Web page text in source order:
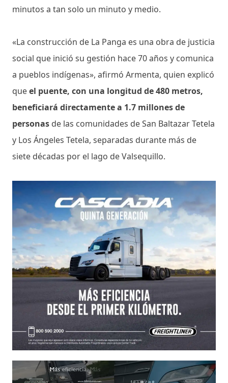
minutos a tan solo un minuto y medio.
«La construcción de La Panga es una obra de justicia
social que inició su gestión hace 70 años y comunica
a pueblos indígenas», afirmó Armenta, quien explicó
queel puente, con una longitud de 480 metros,
beneficiará directamente a 1.7 millones de
personas de las comunidades de San Baltazar Tetela
y Los Ángeles Tetela, separadas durante más de
siete décadas por el lago de Valsequillo.